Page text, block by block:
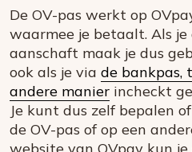
De OV-pas werkt op
waarmee je betaalt. Als je
aanschaft maak je dus
ook als je via de bankpas,
andere manier incheckt
Je kunt dus zelf bepalen
de OV-pas of op een